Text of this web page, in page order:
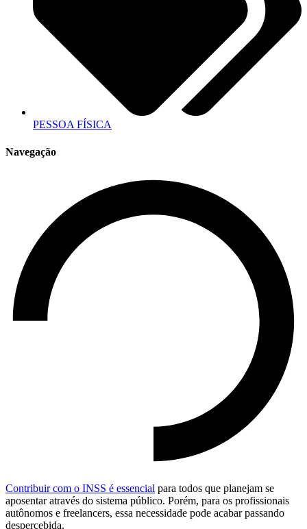
PESSOA FÍSICA
Navegação
Contribuir com o INSS é essencial para todos que planejam se
aposentar através do sistema público. Porém, para os profissionais
autônomos e freelancers, essa necessidade pode acabar passando
despercebida.